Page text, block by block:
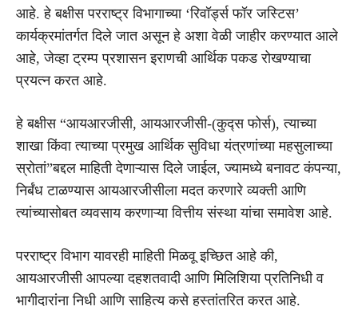
आहे. हे बक्षीस परराष्ट्र विभागाच्या ‘रिवॉर्ड्स फॉर जस्टिस’
कार्यक्रमांतर्गत दिले जात असून हे अशा वेळी जाहीर करण्यात आले
आहे, जेव्हा ट्रम्प प्रशासन इराणची आर्थिक पकड रोखण्याचा
प्रयत्न करत आहे.
हे बक्षीस “आयआरजीसी, आयआरजीसी-(कुद्स फोर्स), त्याच्या
शाखा किंवा त्याच्या प्रमुख आर्थिक सुविधा यंत्रणांच्या महसुलाच्या
स्रोतां”बद्दल माहिती देणाऱ्यास दिले जाईल, ज्यामध्ये बनावट कंपन्या,
निर्बंध टाळण्यास आयआरजीसीला मदत करणारे व्यक्ती आणि
त्यांच्यासोबत व्यवसाय करणाऱ्या वित्तीय संस्था यांचा समावेश आहे.
परराष्ट्र विभाग यावरही माहिती मिळवू इच्छित आहे की,
आयआरजीसी आपल्या दहशतवादी आणि मिलिशिया प्रतिनिधी व
भागीदारांना निधी आणि साहित्य कसे हस्तांतरित करत आहे.